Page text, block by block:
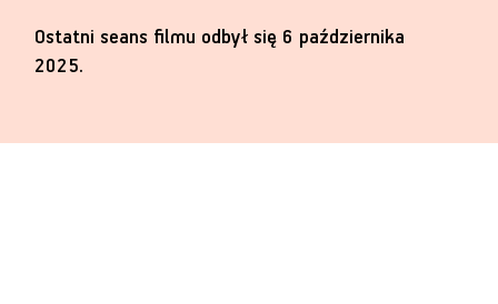
Ostatni seans filmu odbył się 6 października
2025.